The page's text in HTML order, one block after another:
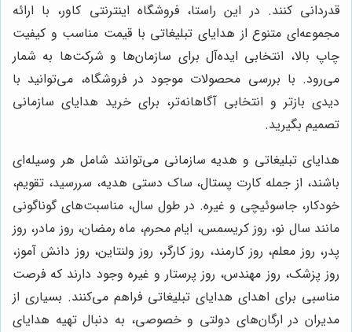
قدردانی کنند. در این راستا، فروشگاه اینترنتی کاور، با ارائه
مجموعه‌ای متنوع از هدایای تبلیغاتی با قیمت مناسب و کیفیت
چاپ بالا، انتخابی ایده‌آل برای سازمان‌ها و شرکت‌ها به شمار
می‌رود. با بررسی محصولات موجود در فروشگاه، می‌توانید با
دیدی بازتر و انتخابی آگاهانه‌تر، برای خرید هدایای سازمانی
تصمیم بگیرید.
هدایای تبلیغاتی و هدیه سازمانی می‌توانند شامل هر وسیله‌ای
باشند، از جمله کارت پستال، ساک دستی هدیه، سررسید، تقویم،
خودکار، جاسوئیچی و غیره. در طول سال، مناسبت‌های گوناگونی
مانند سال نو، روز کریسمس، ایام محرم، ماه رمضان، روز مادر، روز
پدر، روز معلم، روز کارمند، روز کارگر، روز ولنتاین، روز دانش آموز،
روز پزشک، روز مهندس، روز پرستار و غیره وجود دارند که فرصت
مناسبی برای اهدای هدایای تبلیغاتی فراهم می‌کنند. بسیاری از
مدیران در ارگان‌های دولتی و خصوصی، به دنبال تهیه هدایای